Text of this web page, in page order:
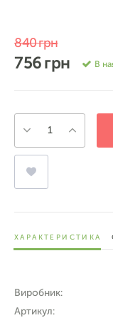
840 грн
756 грн В
ХАРАКТЕРИСТИКА
Виробник:
Артикул: